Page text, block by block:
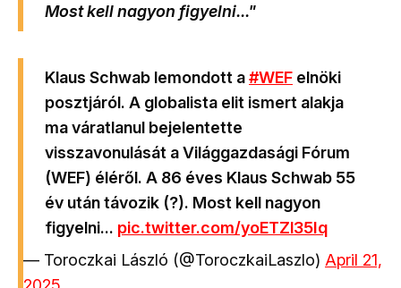
Most kell nagyon figyelni..."
Klaus Schwab lemondott a#WEF elnöki
posztjáról. A globalista elit ismert alakja
ma váratlanul bejelentette
visszavonulását a Világgazdasági Fórum
(WEF) éléről. A 86 éves Klaus Schwab 55
év után távozik (?). Most kell nagyon
figyelni... pic.twitter.com/yoETZl35Iq
— Toroczkai László (@ToroczkaiLaszlo) April 21,